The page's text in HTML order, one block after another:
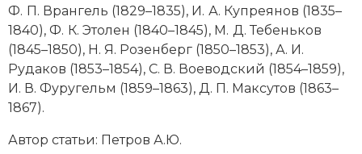
Ф. П. Врангель (1829–1835), И. А. Купреянов (1835–
1840), Ф. К. Этолен (1840–1845), М. Д. Тебеньков
(1845–1850), Н. Я. Розенберг (1850–1853), А. И.
Рудаков (1853–1854), С. В. Воеводский (1854–1859),
И. В. Фуругельм (1859–1863), Д. П. Максутов (1863–
1867).
Автор статьи: Петров А.Ю.